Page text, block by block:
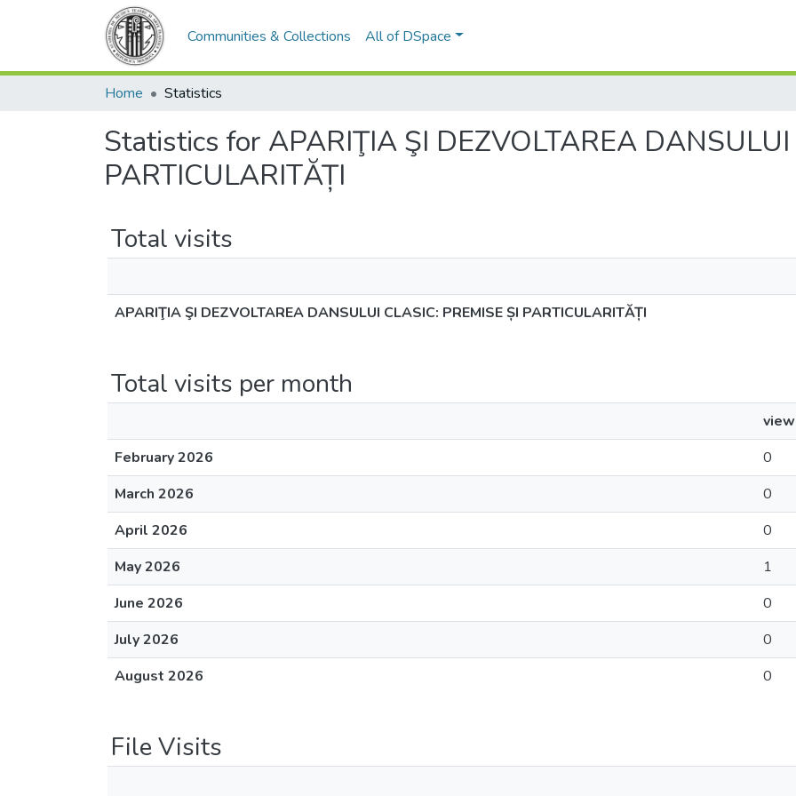
Communities & Collections All of DSpace
Home Statistics
Statistics for APARIŢIA ŞI DEZVOLTAREA DANSULUI
PARTICULARITĂȚI
Total visits
APARIŢIA ŞI DEZVOLTAREA DANSULUI CLASIC: PREMISE ȘI PARTICULARITĂȚI
Total visits per month
February 2026
0
March 2026
0
April 2026
0
May 2026
1
June 2026
0
July 2026
0
August 2026
0
File Visits